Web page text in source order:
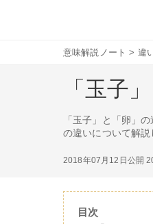
意味解説ノート > 違
「玉子
「玉子」と「卵」
の違いについて解説
2018年07月12日公開
目次